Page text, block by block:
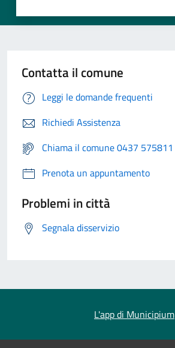
Contatta il comune
Leggi le domande frequenti
Richiedi Assistenza
Chiama il comune 0437 575811
Prenota un appuntamento
Problemi in città
Segnala disservizio
L'app di Municipium